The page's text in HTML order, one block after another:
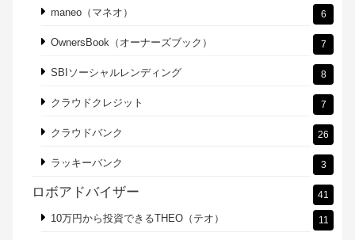
「トラノコ」の実績・口コミ 6
SBIネオモバイル証券でTポイント投資 13
自動で貯金できるfinbee（フィンビー） 2
ソーシャルレンディングサービス（税金、利
回り）
109
Funds（ファンズ ）:社債並に低リスク 7
maneo（マネオ） 6
OwnersBook（オーナーズブック） 7